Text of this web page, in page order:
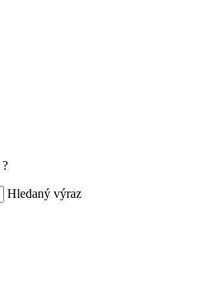
?
Hledaný výraz